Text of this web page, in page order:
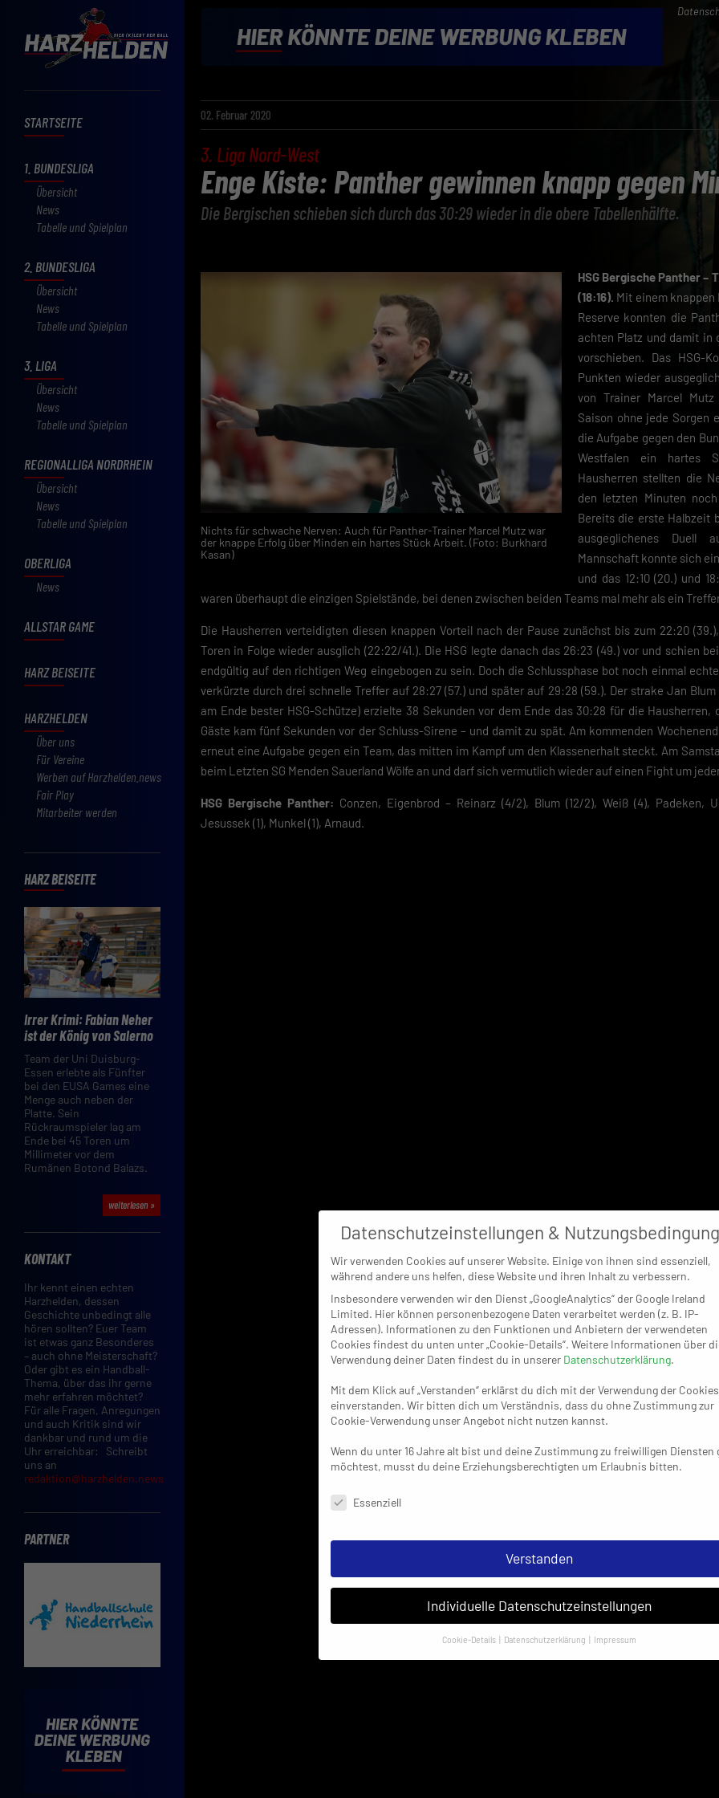
STARTSEITE
1. BUNDESLIGA
Übersicht
News
Tabelle und Spielplan
2. BUNDESLIGA
Übersicht
News
Tabelle und Spielplan
3. LIGA
Übersicht
News
Tabelle und Spielplan
REGIONALLIGA NORDRHEIN
Übersicht
News
Tabelle und Spielplan
OBERLIGA
News
ALLSTAR GAME
HARZ BEISEITE
HARZHELDEN
Über uns
Für Vereine
Werben auf Harzhelden.news
Fair Play
Mitarbeiter werden
HARZ BEISEITE
Irrer Krimi: Fabian Neher
ist der König von Salerno
Team der Uni Duisburg-
Essen erlebte als Fünfter
bei den EUSA Games eine
Menge auch neben der
Platte. Sein
Rückraumspieler lag am
Ende bei 45 Toren um
Millimeter vor dem
Rumänen Botond Balazs.
weiterlesen »
KONTAKT
Ihr kennt einen echten
Harzhelden, dessen
Geschichte unbedingt alle
hören sollten? Euer Team
ist etwas ganz Besonderes
– auch ohne Meisterschaft?
Oder gibt es ein Handball-
Thema, über das ihr gerne
mehr erfahren möchtet?
Für alle Fragen, Anregungen
und auch Kritik sind wir
dankbar und rund um die
Uhr erreichbar: Schreibt
uns an
redaktion@harzhelden.news
PARTNER
02. Februar 2020
3. Liga Nord-West
Enge Kiste: Panther gewinnen knapp gegen
Die Bergischen schieben sich durch das 30:29 wieder in die obere Tabellenhälfte.
Nichts für schwache Nerven: Auch für Panther-Trainer Marcel Mutz war
der knappe Erfolg über Minden ein hartes Stück Arbeit. (Foto: Burkhard
Kasan)
HSG Bergische Panther –
(18:16). Mit einem knappen
Reserve konnten die
achten Platz und damit in
vorschieben. Das HSG-
Punkten wieder
von Trainer Marcel
Saison ohne jede Sorgen
die Aufgabe gegen den
Westfalen ein hartes
Hausherren stellten die
den letzten Minuten
Bereits die erste Halbzeit
ausgeglichenes Duell
Mannschaft konnte sich
und das 12:10 (20.) und
waren überhaupt die einzigen Spielstände, bei denen zwischen beiden Teams mal mehr als ein
Die Hausherren verteidigten diesen knappen Vorteil nach der Pause zunächst bis zum 22:20
Toren in Folge wieder ausglich (22:22/41.). Die HSG legte danach das 26:23 (49.) vor und schien
endgültig auf den richtigen Weg eingebogen zu sein. Doch die Schlussphase bot noch einmal
verkürzte durch drei schnelle Treffer auf 28:27 (57.) und später auf 29:28 (59.). Der strake Jan Blum
am Ende bester HSG-Schütze) erzielte 38 Sekunden vor dem Ende das 30:28 für die Hausherren,
Gäste kam fünf Sekunden vor der Schluss-Sirene – und damit zu spät. Am kommenden
erneut eine Aufgabe gegen ein Team, das mitten im Kampf um den Klassenerhalt steckt. Am
beim Letzten SG Menden Sauerland Wölfe an und darf sich vermutlich wieder auf einen Fight um
HSG Bergische Panther: Conzen, Eigenbrod – Reinarz (4/2), Blum (12/2), Weiß (4), Padeken,
Jesussek (1), Munkel (1), Arnaud.
Datenschutzeinstellungen &
Wir verwenden Cookies auf unserer Website. Einige von ihnen sind essenziell,
während andere uns helfen, diese Website und ihren Inhalt zu verbessern.
Insbesondere verwenden wir den Dienst „GoogleAnalytics“ der Google Ireland
Limited. Hier können personenbezogene Daten verarbeitet werden (z. B. IP-
Adressen). Informationen zu den Funktionen und Anbietern der verwendeten
Cookies findest du unten unter „Cookie-Details“. Weitere Informationen über
Verwendung deiner Daten findest du in unserer Datenschutzerklärung.
Mit dem Klick auf „Verstanden“ erklärst du dich mit der Verwendung der Cookies
einverstanden. Wir bitten dich um Verständnis, dass du ohne Zustimmung zur
Cookie-Verwendung unser Angebot nicht nutzen kannst.
Wenn du unter 16 Jahre alt bist und deine Zustimmung zu freiwilligen Diensten
möchtest, musst du deine Erziehungsberechtigten um Erlaubnis bitten.
Datenschutzeinstellungen & Nutzungsbedingungen
Essenziell
Verstanden
Individuelle Datenschutzeinstellungen
Cookie-Details Datenschutzerklärung Impressum
Datenschutzeinstellungen